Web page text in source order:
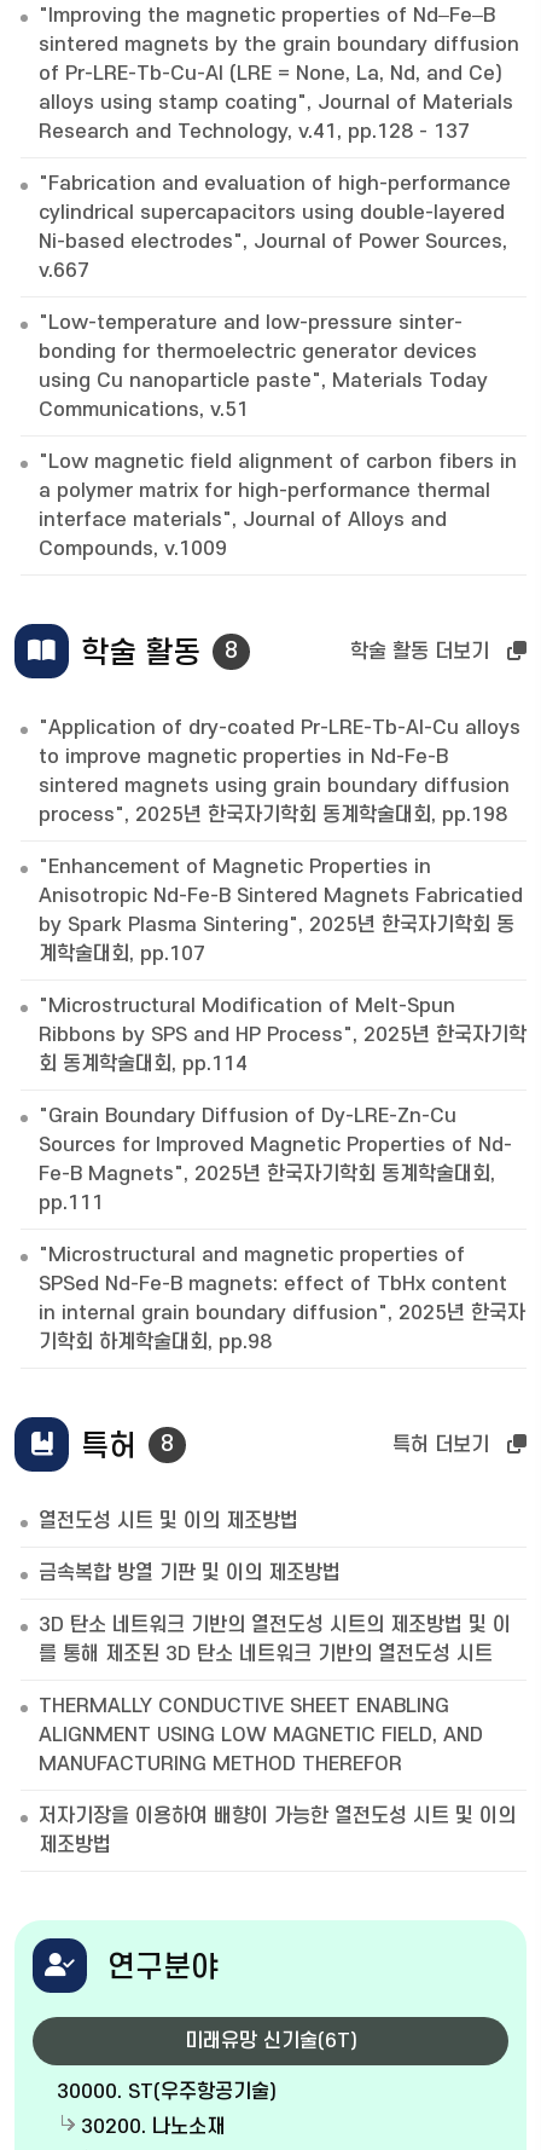
"Improving the magnetic properties of Nd–Fe–B
sintered magnets by the grain boundary diffusion
of Pr-LRE-Tb-Cu-Al (LRE = None, La, Nd, and Ce)
alloys using stamp coating", Journal of Materials
Research and Technology, v.41, pp.128 - 137
"Fabrication and evaluation of high-performance
cylindrical supercapacitors using double-layered
Ni-based electrodes", Journal of Power Sources,
v.667
"Low-temperature and low-pressure sinter-
bonding for thermoelectric generator devices
using Cu nanoparticle paste", Materials Today
Communications, v.51
"Low magnetic field alignment of carbon fibers in
a polymer matrix for high-performance thermal
interface materials", Journal of Alloys and
Compounds, v.1009
학술 활동 8 학술 활동 더보기
"Application of dry-coated Pr-LRE-Tb-Al-Cu alloys
to improve magnetic properties in Nd-Fe-B
sintered magnets using grain boundary diffusion
process", 2025년 한국자기학회 동계학술대회, pp.198
"Enhancement of Magnetic Properties in
Anisotropic Nd-Fe-B Sintered Magnets Fabricatied
by Spark Plasma Sintering", 2025년 한국자기학회 동
계학술대회, pp.107
"Microstructural Modification of Melt-Spun
Ribbons by SPS and HP Process", 2025년 한국자기학
회 동계학술대회, pp.114
"Grain Boundary Diffusion of Dy-LRE-Zn-Cu
Sources for Improved Magnetic Properties of Nd-
Fe-B Magnets", 2025년 한국자기학회 동계학술대회,
pp.111
"Microstructural and magnetic properties of
SPSed Nd-Fe-B magnets: effect of TbHx content
in internal grain boundary diffusion", 2025년 한국자
기학회 하계학술대회, pp.98
특허 8 특허 더보기
열전도성 시트 및 이의 제조방법
금속복합 방열 기판 및 이의 제조방법
3D 탄소 네트워크 기반의 열전도성 시트의 제조방법 및 이
를 통해 제조된 3D 탄소 네트워크 기반의 열전도성 시트
THERMALLY CONDUCTIVE SHEET ENABLING
ALIGNMENT USING LOW MAGNETIC FIELD, AND
MANUFACTURING METHOD THEREFOR
저자기장을 이용하여 배향이 가능한 열전도성 시트 및 이의
제조방법
연구분야
미래유망 신기술(6T)
30000. ST(우주항공기술)
30200. 나노소재